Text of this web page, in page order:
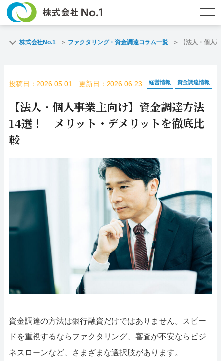
ファクタリングとは？
ファクタリング・資金調達コラム
名古屋支店HP
スピード
査定依頼
名古屋支店直通
052-414-4107
福岡支店直通
092-419-2433
おすすめ記事
ファクタリングで即日資金調達するための方法
株式会社No.1 ファクタリング・資金調達コラム一覧 【法人・個人
投稿日：2026.05.01 更新日：2026.06.23 経営情報 資金調達情報
【法人・個人事業主向け】資金調達方法
14選！ メリット・デメリットを徹底比
較
資金調達の方法は銀行融資だけではありません。スピー
ドを重視するならファクタリング、審査が不安ならビジ
ネスローンなど、さまざまな選択肢があります。